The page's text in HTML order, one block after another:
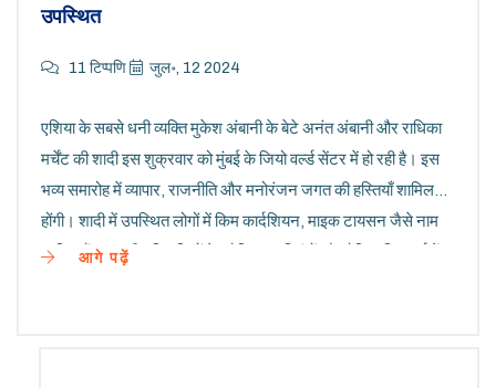
उपस्थित
11 टिप्पणि जुल॰, 12 2024
एशिया के सबसे धनी व्यक्ति मुकेश अंबानी के बेटे अनंत अंबानी और राधिका
मर्चेंट की शादी इस शुक्रवार को मुंबई के जियो वर्ल्ड सेंटर में हो रही है। इस
भव्य समारोह में व्यापार, राजनीति और मनोरंजन जगत की हस्तियाँ शामिल
होंगी। शादी में उपस्थित लोगों में किम कार्दशियन, माइक टायसन जैसे नाम
शामिल हैं। स्थानीय निवासियों ने ट्रैफिक प्रतिबंधों और दैनिक दिनचर्या में
आगे पढ़ें